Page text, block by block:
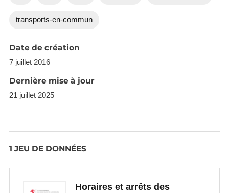
transports-en-commun
Date de création
7 juillet 2016
Dernière mise à jour
21 juillet 2025
1 JEU DE DONNÉES
Horaires et arrêts des